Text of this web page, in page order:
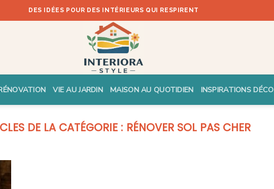
DES IDÉES POUR DES INTÉRIEURS QUI RESPIRENT
VIE AU JARDIN MAISON AU QUOTIDIEN INSPIRATIONS DÉCO
RÉNOVER SOL PAS CHER